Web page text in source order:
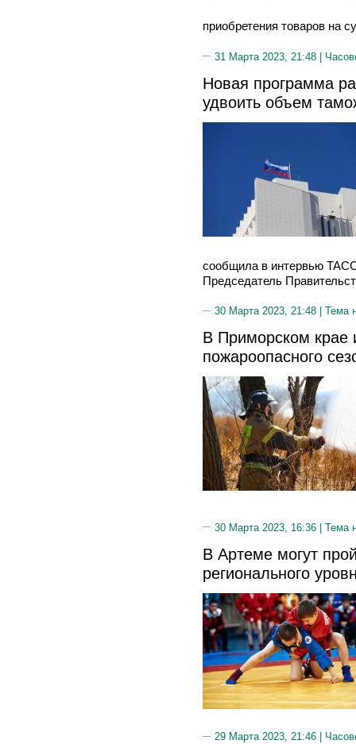
приобретения товаров на
31 Марта 2023, 21:48 |
Новая программа
удвоить объем
сообщила в интервью
Председатель
30 Марта 2023, 21:48 | Тема
В Приморском крае
пожароопасного
30 Марта 2023, 16:36 | Тема
В Артеме могут
регионального
29 Марта 2023, 21:46 |